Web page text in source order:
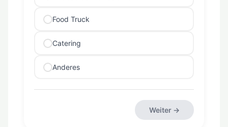
Food Truck
Catering
Anderes
Weiter →